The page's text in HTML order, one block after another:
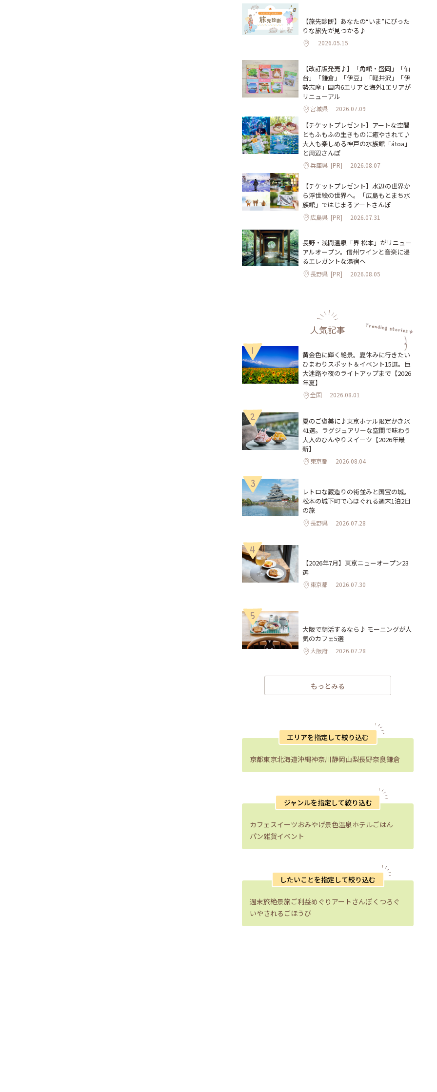
【旅先診断】あなたの“いま”にぴった
りな旅先が見つかる♪
2026.05.15
【改訂版発売♪】「角館・盛岡」「仙
台」「鎌倉」「伊豆」「軽井沢」「伊
勢志摩」国内6エリアと海外1エリアが
リニューアル
宮城県 2026.07.09
【チケットプレゼント】アートな空間
ともふもふの生きものに癒やされて♪
大人も楽しめる神戸の水族館「átoa」
と周辺さんぽ
兵庫県 [PR] 2026.08.07
【チケットプレゼント】水辺の世界か
ら浮世絵の世界へ。「広島もとまち水
族館」ではじまるアートさんぽ
広島県 [PR] 2026.07.31
長野・浅間温泉「界 松本」がリニュー
アルオープン。信州ワインと音楽に浸
るエレガントな湯宿へ
長野県 [PR] 2026.08.05
人気記事
1
黄金色に輝く絶景。夏休みに行きたい
ひまわりスポット＆イベント15選。巨
大迷路や夜のライトアップまで【2026
年夏】
全国 2026.08.01
2
夏のご褒美に♪東京ホテル限定かき氷
41選。ラグジュアリーな空間で味わう
大人のひんやりスイーツ【2026年最
新】
東京都 2026.08.04
3
レトロな蔵造りの街並みと国宝の城。
松本の城下町で心ほぐれる週末1泊2日
の旅
長野県 2026.07.28
4
【2026年7月】東京ニューオープン23
選
東京都 2026.07.30
5
大阪で朝活するなら♪ モーニングが人
気のカフェ5選
大阪府 2026.07.28
もっとみる
エリアを指定して絞り込む
京都東京北海道沖縄神奈川静岡山梨長野奈良鎌倉
ジャンルを指定して絞り込む
カフェスイーツおみやげ景色温泉ホテルごはん
パン雑貨イベント
したいことを指定して絞り込む
週末旅絶景旅ご利益めぐり アートさんぽ くつろぐ
いやされる ごほうび